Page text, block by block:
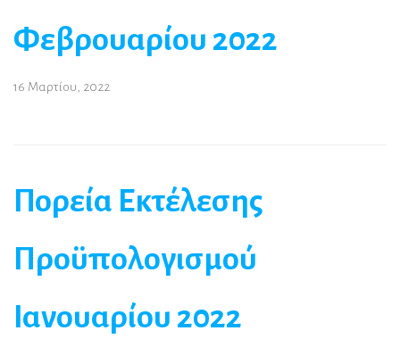
Φεβρουαρίου 2022
16 Μαρτίου, 2022
Πορεία Εκτέλεσης
Προϋπολογισμού
Ιανουαρίου 2022